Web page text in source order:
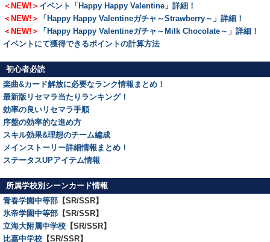
＜NEW!＞ イベント「Happy Happy Valentine」詳細！
＜NEW!＞
「Happy Happy Valentineガチャ～Strawberry～」詳細！
＜NEW!＞
「Happy Happy Valentineガチャ～Milk Chocolate～」詳細！
イベントにて獲得できるポイントの計算方法
初心者必読
楽曲&カード解放に必要なランク情報まとめ！
最新版リセマラ当たりランキング！
効率の良いリセマラ手順
序盤の効率的な進め方
スキル効果&理想のチーム編成
メインストーリー詳細情報まとめ！
ステータスUPアイテム情報
所属学校別シーンカード情報
青春学園中等部 【SR/SSR】
氷帝学園中等部 【SR/SSR】
立海大附属中学校 【SR/SSR】
比嘉中学校 【SR/SSR】